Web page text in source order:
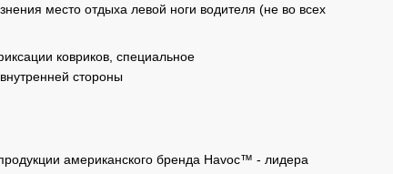
место отдыха левой ноги водителя (не во всех
ковриков, специальное
стороны
американского бренда Havoc™ - лидера